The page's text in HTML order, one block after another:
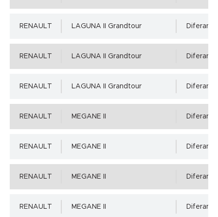
RENAULT LAGUNA II Grandtour
RENAULT LAGUNA II Grandtour
RENAULT LAGUNA II Grandtour
RENAULT MEGANE II
RENAULT MEGANE II
RENAULT MEGANE II
RENAULT MEGANE II